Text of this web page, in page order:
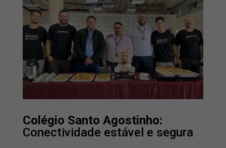
Colégio Santo Agostinho:
Conectividade estável e segura